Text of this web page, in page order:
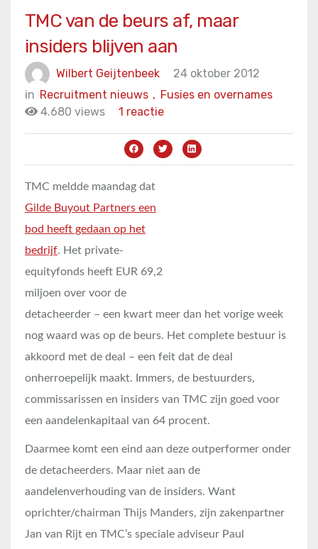
TMC van de beurs af, maar
insiders blijven aan
Wilbert Geijtenbeek
24 oktober 2012
in
Fusies en overnames
Recruitment nieuws ,
4.680 views
1 reactie
TMC meldde maandag dat
Gilde Buyout Partners een
bod heeft gedaan op het
bedrijf. Het private-
equityfonds heeft EUR 69,2
miljoen over voor de
detacheerder – een kwart meer dan het vorige week
nog waard was op de beurs. Het complete bestuur is
akkoord met de deal – een feit dat de deal
onherroepelijk maakt. Immers, de bestuurders,
commissarissen en insiders van TMC zijn goed voor
een aandelenkapitaal van 64 procent.
Daarmee komt een eind aan deze outperformer onder
de detacheerders. Maar niet aan de
aandelenverhouding van de insiders. Want
oprichter/chairman Thijs Manders, zijn zakenpartner
Jan van Rijt en TMC’s speciale adviseur Paul